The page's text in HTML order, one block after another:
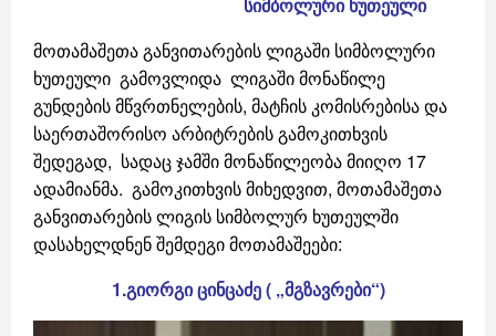
სიმბოლური ხუთეული
მოთამაშეთა განვითარების ლიგაში სიმბოლური
ხუთეული გამოვლიდა ლიგაში მონაწილე
გუნდების მწვრთნელების, მატჩის კომისრებისა და
საერთაშორისო არბიტრების გამოკითხვის
შედეგად, სადაც ჯამში მონაწილეობა მიიღო 17
ადამიანმა. გამოკითხვის მიხედვით, მოთამაშეთა
განვითარების ლიგის სიმბოლურ ხუთეულში
დასახელდნენ შემდეგი მოთამაშეები:
1.გიორგიცინცაძე( „მგზავრები“)